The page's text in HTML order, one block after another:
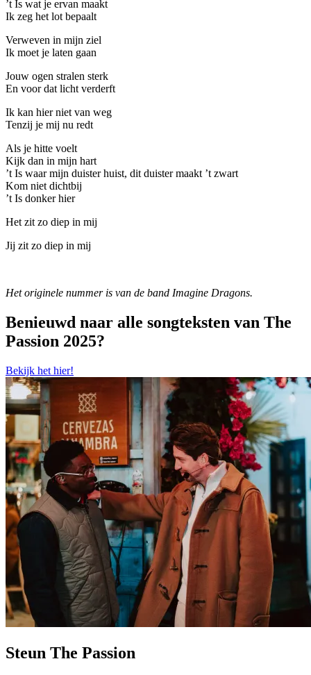
’t Is wat je ervan maakt
Ik zeg het lot bepaalt
Verweven in mijn ziel
Ik moet je laten gaan
Jouw ogen stralen sterk
En voor dat licht verderft
Ik kan hier niet van weg
Tenzij je mij nu redt
Als je hitte voelt
Kijk dan in mijn hart
’t Is waar mijn duister huist, dit duister maakt ’t zwart
Kom niet dichtbij
’t Is donker hier
Het zit zo diep in mij
Jij zit zo diep in mij
Het originele nummer is van de band Imagine Dragons.
Benieuwd naar alle songteksten van The
Passion 2025?
Bekijk het hier!
Steun The Passion